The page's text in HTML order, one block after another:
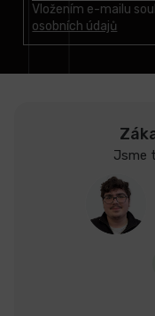
Vložením e-mailu
osobních údajů
Jsme